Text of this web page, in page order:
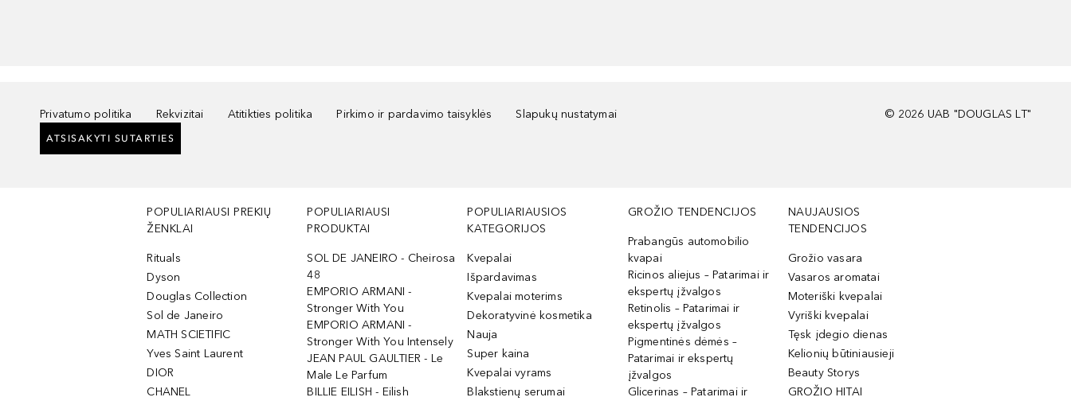
Privatumo politika Rekvizitai Atitikties politika Pirkimo ir pardavimo taisyklės Slapukų nustatymai
ATSISAKYTI SUTARTIES
© 2026 UAB "DOUGLAS LT"
POPULIARIAUSI PREKIŲ
ŽENKLAI
Rituals
Dyson
Douglas Collection
Sol de Janeiro
MATH SCIETIFIC
Yves Saint Laurent
DIOR
CHANEL
POPULIARIAUSI
PRODUKTAI
SOL DE JANEIRO - Cheirosa
48
EMPORIO ARMANI -
Stronger With You
EMPORIO ARMANI -
Stronger With You Intensely
JEAN PAUL GAULTIER - Le
Male Le Parfum
BILLIE EILISH - Eilish
POPULIARIAUSIOS
KATEGORIJOS
Kvepalai
Išpardavimas
Kvepalai moterims
Dekoratyvinė kosmetika
Nauja
Super kaina
Kvepalai vyrams
Blakstienų serumai
GROŽIO TENDENCIJOS
Prabangūs automobilio
kvapai
Ricinos aliejus – Patarimai ir
ekspertų įžvalgos
Retinolis – Patarimai ir
ekspertų įžvalgos
Pigmentinės dėmės –
Patarimai ir ekspertų
įžvalgos
Glicerinas – Patarimai ir
NAUJAUSIOS
TENDENCIJOS
Grožio vasara
Vasaros aromatai
Moteriški kvepalai
Vyriški kvepalai
Tęsk įdegio dienas
Kelionių būtiniausieji
Beauty Storys
GROŽIO HITAI